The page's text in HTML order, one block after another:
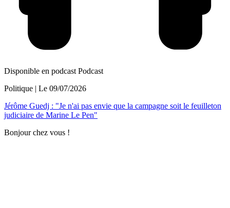
Disponible en podcast Podcast
Politique | Le 09/07/2026
Jérôme Guedj : "Je n'ai pas envie que la campagne soit le feuilleton
judiciaire de Marine Le Pen"
Bonjour chez vous !